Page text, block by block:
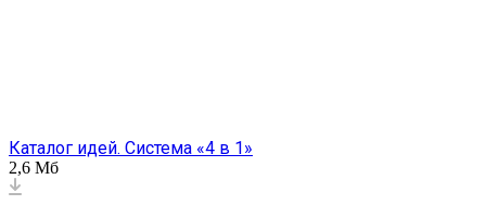
Каталог идей. Система «4 в 1»
2,6 Мб